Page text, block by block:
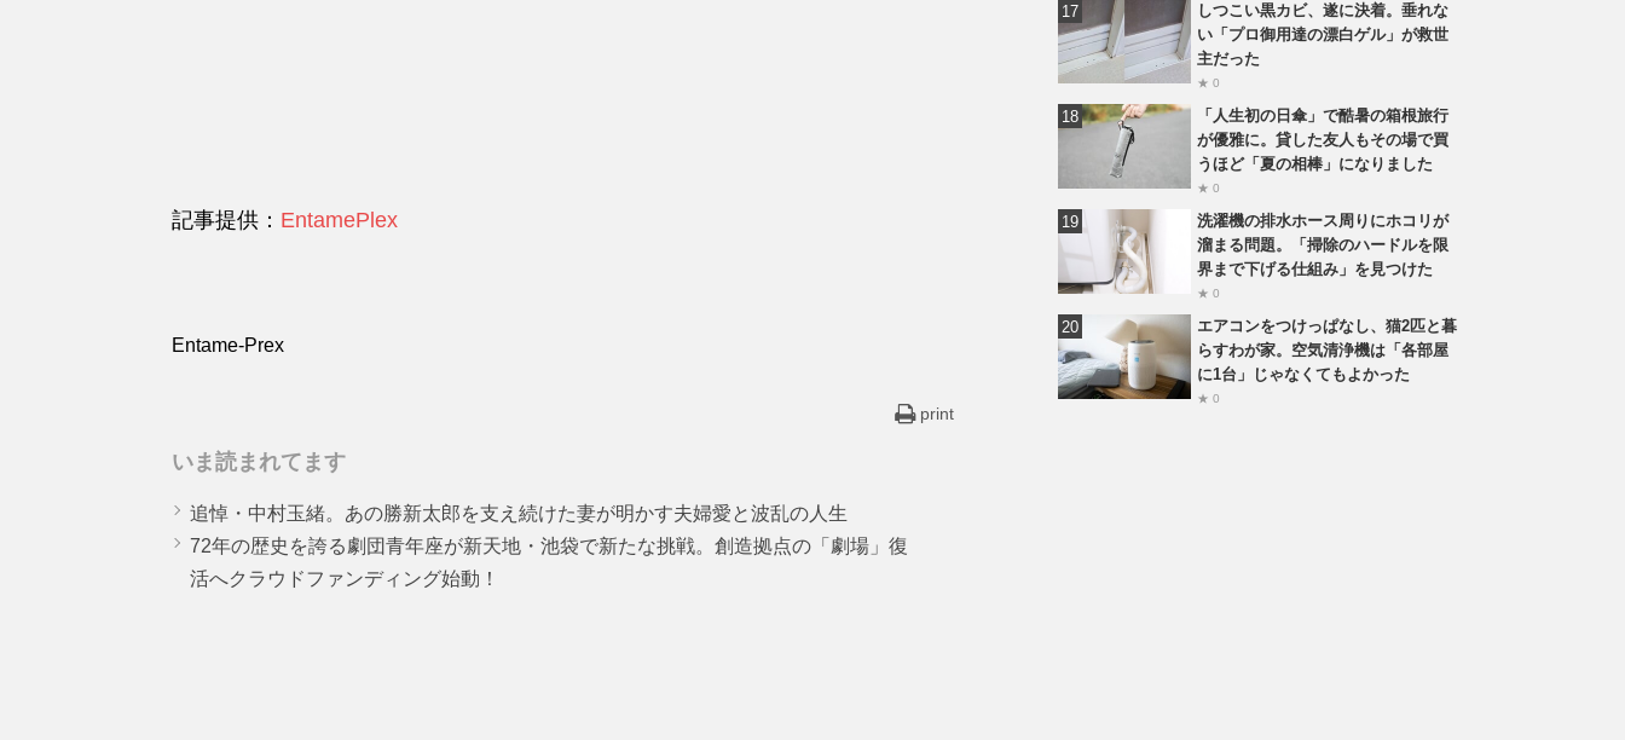
記事提供： EntamePlex
Entame-Prex
print
いま読まれてます
追悼・中村玉緒。あの勝新太郎を支え続けた妻が明かす夫婦愛と波乱の人生
72年の歴史を誇る劇団青年座が新天地・池袋で新たな挑戦。創造拠点の「劇場」復
活へクラウドファンディング始動！
しつこい黒カビ、遂に決着。垂れな
い「プロ御用達の漂白ゲル」が救世
主だった
★ 0
「人生初の日傘」で酷暑の箱根旅行
が優雅に。貸した友人もその場で買
うほど「夏の相棒」になりました
★ 0
洗濯機の排水ホース周りにホコリが
溜まる問題。「掃除のハードルを限
界まで下げる仕組み」を見つけた
★ 0
エアコンをつけっぱなし、猫2匹と暮
らすわが家。空気清浄機は「各部屋
に1台」じゃなくてもよかった
★ 0